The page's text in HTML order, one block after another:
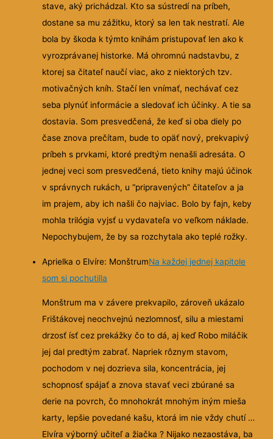
stave, aký prichádzal. Kto sa sústredí na príbeh,
dostane sa mu zážitku, ktorý sa len tak nestratí. Ale
bola by škoda k týmto knihám pristupovať len ako k
vyrozprávanej historke. Má ohromnú nadstavbu, z
ktorej sa čitateľ naučí viac, ako z niektorých tzv.
motivačných kníh. Stačí len vnímať, nechávať cez
seba plynúť informácie a sledovať ich účinky. A tie sa
dostavia. Som presvedčená, že keď si oba diely po
čase znova prečítam, bude to opäť nový, prekvapivý
príbeh s prvkami, ktoré predtým nenašli adresáta. O
jednej veci som presvedčená, tieto knihy majú účinok
v správnych rukách, u “pripravených” čitateľov a ja
im prajem, aby ich našli čo najviac. Bolo by fajn, keby
mohla trilógia vyjsť u vydavateľa vo veľkom náklade.
Nepochybujem, že by sa rozchytala ako teplé rožky.
Aprielka o Elvíre: MonštrumNa každej jednej kapitole
som si pochutilla
Monštrum ma v závere prekvapilo, zároveň ukázalo
Frištákovej neochvejnú nezlomnosť, silu a miestami
drzosť ísť cez prekážky čo to dá, aj keď Robo miláčik
jej dal predtým zabrať. Napriek rôznym stavom,
pochodom v nej dozrieva sila, koncentrácia, jej
schopnosť spájať a znova stavať veci zbúrané sa
derie na povrch, čo mnohokrát mnohým iným mieša
karty, lepšie povedané kašu, ktorá im nie vždy chutí …
Elvíra výborný učiteľ a žiačka ? Nijako nezaostáva, ba